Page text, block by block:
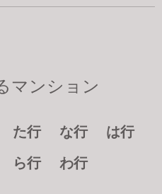
マンション
た行 な行
は行
ら行 わ行